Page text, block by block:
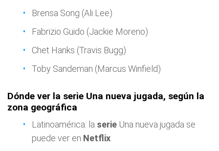
Brensa Song (Ali Lee)
Fabrizio Guido (Jackie Moreno)
Chet Hanks (Travis Bugg)
Toby Sandeman (Marcus Winfield)
Dónde ver la serie Una nueva jugada, según la
zona geográfica
Latinoamérica: la serie Una nueva jugada se
puede ver en Netflix